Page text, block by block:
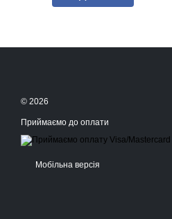
© 2026
Приймаємо до оплати
Мобільна версія